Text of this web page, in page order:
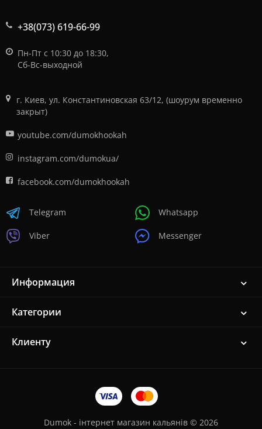
+38(073) 619-66-99
Пн-Пт с 10:30 до 18:30,
Сб-Вс-выходной
г. Киев, ул. Константиновская 63/12, (шоурум временно
закрыт)
youtube.com/dumokhookah
instagram.com/dumokua/
facebook.com/dumokhookah
Telegram
Viber
Whatsapp
Messenger
Информация
Категории
Клиенту
Dumok - інтернет магазин кальянів © 2026